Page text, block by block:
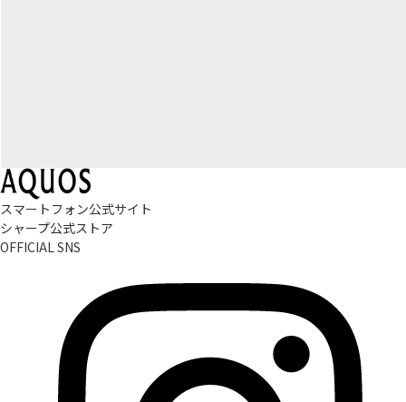
スマートフォン公式サイト
シャープ公式ストア
OFFICIAL SNS